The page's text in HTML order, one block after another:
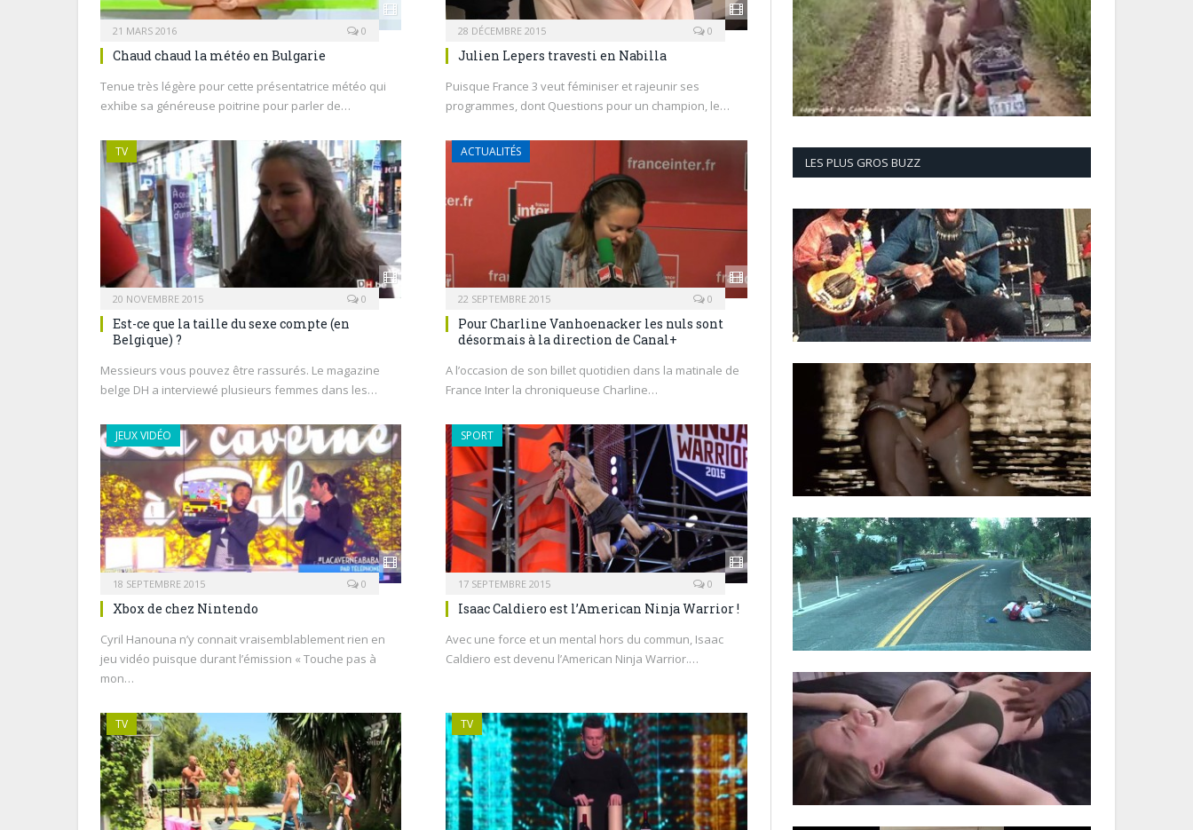
21 MARS 2016 0
Chaud chaud la météo en Bulgarie
Tenue très légère pour cette présentatrice météo qui
exhibe sa généreuse poitrine pour parler de…
28 DÉCEMBRE 2015 0
Julien Lepers travesti en Nabilla
Puisque France 3 veut féminiser et rajeunir ses
programmes, dont Questions pour un champion, le…
TV
20 NOVEMBRE 2015 0
Est-ce que la taille du sexe compte (en
Belgique) ?
Messieurs vous pouvez être rassurés. Le magazine
belge DH a interviewé plusieurs femmes dans les…
ACTUALITÉS
22 SEPTEMBRE 2015 0
Pour Charline Vanhoenacker les nuls sont
désormais à la direction de Canal+
A l’occasion de son billet quotidien dans la matinale de
France Inter la chroniqueuse Charline…
JEUX VIDÉO
18 SEPTEMBRE 2015 0
Xbox de chez Nintendo
Cyril Hanouna n’y connait vraisemblablement rien en
jeu vidéo puisque durant l’émission « Touche pas à
mon…
SPORT
17 SEPTEMBRE 2015 0
Isaac Caldiero est l’American Ninja Warrior !
Avec une force et un mental hors du commun, Isaac
Caldiero est devenu l’American Ninja Warrior.…
TV TV
LES PLUS GROS BUZZ